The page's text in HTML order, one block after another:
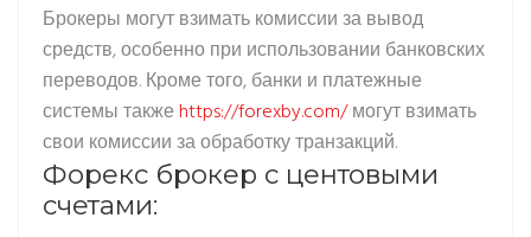
Брокеры могут взимать комиссии за вывод
средств, особенно при использовании банковских
переводов. Кроме того, банки и платежные
системы такжеhttps://forexby.com/могут взимать
свои комиссии за обработку транзакций.
Форекс брокер с центовыми
счетами: